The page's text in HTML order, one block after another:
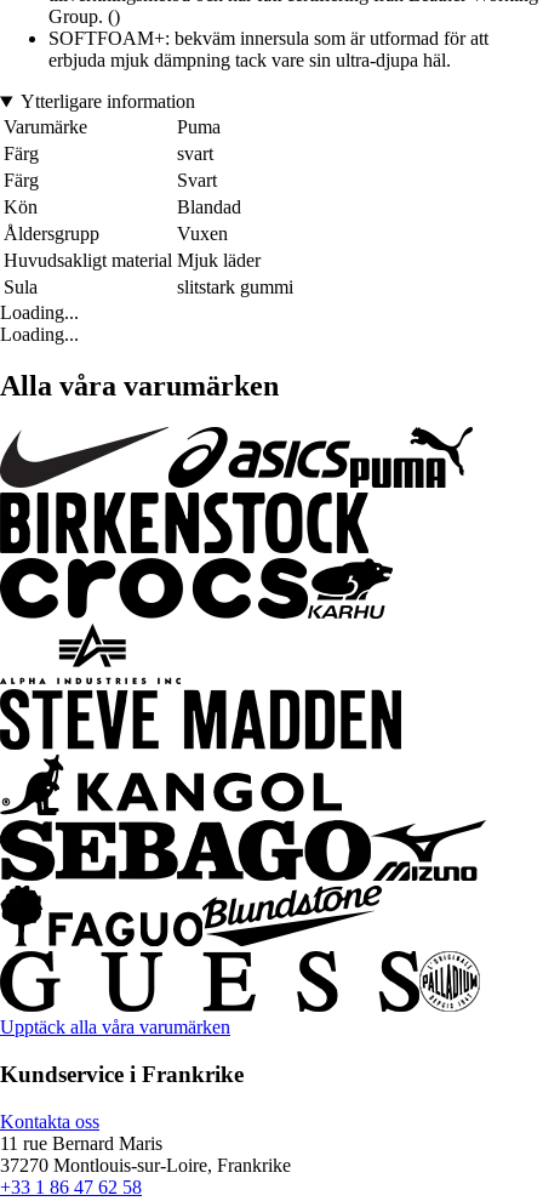
Group. ()
SOFTFOAM+: bekväm innersula som är utformad för att
erbjuda mjuk dämpning tack vare sin ultra-djupa häl.
Ytterligare information
Varumärke
Puma
Färg
svart
Färg
Svart
Kön
Blandad
Åldersgrupp
Vuxen
Huvudsakligt material Mjuk läder
Sula
slitstark gummi
Loading...
Loading...
Alla våra varumärken
Upptäck alla våra varumärken
Kundservice i Frankrike
Kontakta oss
11 rue Bernard Maris
37270 Montlouis-sur-Loire, Frankrike
+33 1 86 47 62 58